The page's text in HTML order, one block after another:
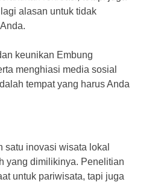
alasan untuk tidak
keunikan Embung
menghiasi media sosial
tempat yang harus Anda
satu inovasi wisata lokal
yang dimilikinya. Penelitian
untuk pariwisata, tapi juga